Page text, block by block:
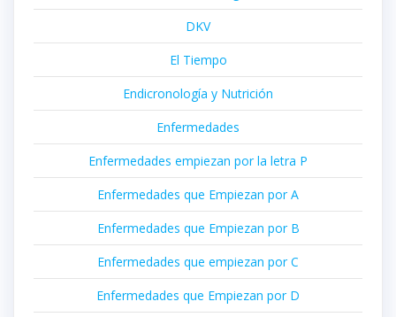
DKV
El Tiempo
Endicronología y Nutrición
Enfermedades
Enfermedades empiezan por la letra P
Enfermedades que Empiezan por A
Enfermedades que Empiezan por B
Enfermedades que empiezan por C
Enfermedades que Empiezan por D